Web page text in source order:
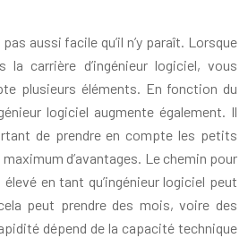
pas aussi facile qu’il n’y paraît. Lorsque
la carrière d’ingénieur logiciel, vous
plusieurs éléments. En fonction du
logiciel augmente également. Il
de prendre en compte les petits
d’avantages. Le chemin pour
en tant qu’ingénieur logiciel peut
peut prendre des mois, voire des
dépend de la capacité technique